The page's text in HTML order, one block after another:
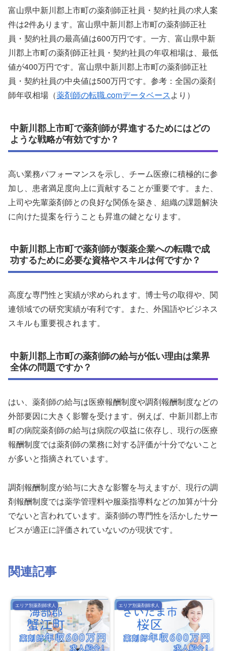
富山県中新川郡上市町の薬剤師正社員・契約社員の求人案
件は2件あります。富山県中新川郡上市町の薬剤師正社
員・契約社員の最高値は600万円です。一方、富山県中新
川郡上市町の薬剤師正社員・契約社員の年収相場は、最低
値が400万円です。富山県中新川郡上市町の薬剤師正社
員・契約社員の中央値は500万円です。参考：全国の薬剤
師年収相場（薬剤師の転職.comデータベースより）
中新川郡上市町で薬剤師が昇進するためにはどの
ような戦略が有効ですか？
高い業務パフォーマンスを示し、チーム医療に積極的に参
加し、患者満足度向上に貢献することが重要です。また、
上司や先輩薬剤師との良好な関係を築き、組織の課題解決
に向けた提案を行うことも昇進の鍵となります。
中新川郡上市町で薬剤師が製薬企業への転職で成
功するために必要な資格やスキルは何ですか？
高度な専門性と実績が求められます。博士号の取得や、関
連領域での研究実績が有利です。また、外国語やビジネス
スキルも重要視されます。
中新川郡上市町の薬剤師の給与が低い理由は業界
全体の問題ですか？
はい、薬剤師の給与は医療報酬制度や調剤報酬制度などの
外部要因に大きく影響を受けます。例えば、中新川郡上市
町の病院薬剤師の給与は病院の収益に依存し、現行の医療
報酬制度では薬剤師の業務に対する評価が十分でないこと
が多いと指摘されています。
調剤報酬制度が給与に大きな影響を与えますが、現行の調
剤報酬制度では薬学管理料や服薬指導料などの加算が十分
でないと言われています。薬剤師の専門性を活かしたサー
ビスが適正に評価されていないのが現状です。
関連記事
エリア別薬剤師求人 エリア別薬剤師求人